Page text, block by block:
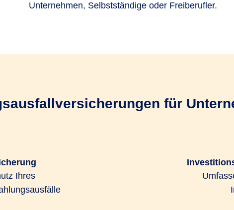
Unternehmen, Selbstständige oder Freiberufler.
für
Ihres